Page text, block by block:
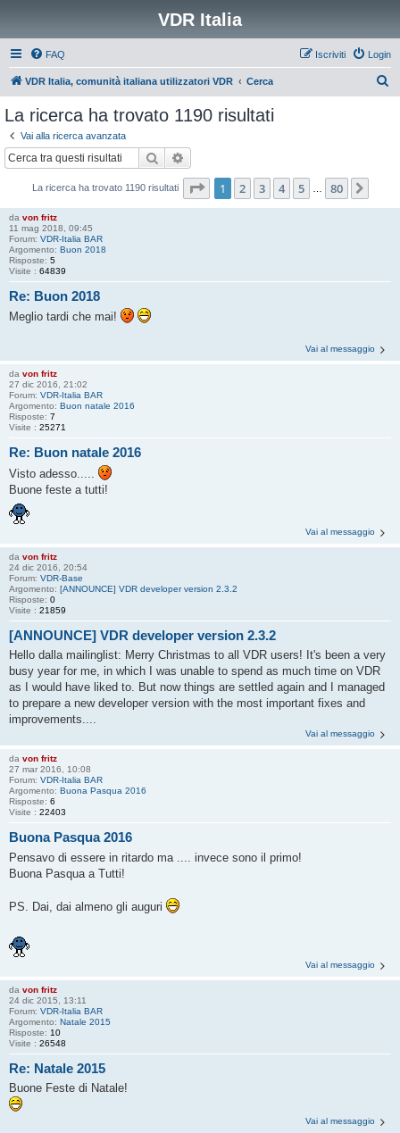
VDR Italia
FAQ Login
Iscriviti
VDR Italia, comunità italiana utilizzatori VDR Cerca
La ricerca ha trovato 1190 risultati
Vai alla ricerca avanzata
Cerca
La ricerca ha trovato 1190 risultati Pagina di 80
1 2 3 4 5 80
da von fritz
11 mag 2018, 09:45
Forum: VDR-Italia BAR
Argomento: Buon 2018
Risposte: 5
Visite : 64839
Re: Buon 2018
Meglio tardi che mai!
Vai al messaggio
da von fritz
27 dic 2016, 21:02
Forum: VDR-Italia BAR
Argomento: Buon natale 2016
Risposte: 7
Visite : 25271
Re: Buon natale 2016
Visto adesso.....
Buone feste a tutti!
Vai al messaggio
da von fritz
24 dic 2016, 20:54
Forum: VDR-Base
Argomento: [ANNOUNCE] VDR developer version 2.3.2
Risposte: 0
Visite : 21859
[ANNOUNCE] VDR developer version 2.3.2
Hello dalla mailinglist: Merry Christmas to all VDR users! It's been a very
busy year for me, in which I was unable to spend as much time on VDR
as I would have liked to. But now things are settled again and I managed
to prepare a new developer version with the most important fixes and
improvements....
Vai al messaggio
da von fritz
27 mar 2016, 10:08
Forum: VDR-Italia BAR
Argomento: Buona Pasqua 2016
Risposte: 6
Visite : 22403
Buona Pasqua 2016
Pensavo di essere in ritardo ma .... invece sono il primo!
Buona Pasqua a Tutti!
PS. Dai, dai almeno gli auguri
Vai al messaggio
da von fritz
24 dic 2015, 13:11
Forum: VDR-Italia BAR
Argomento: Natale 2015
Risposte: 10
Visite : 26548
Re: Natale 2015
Buone Feste di Natale!
Vai al messaggio